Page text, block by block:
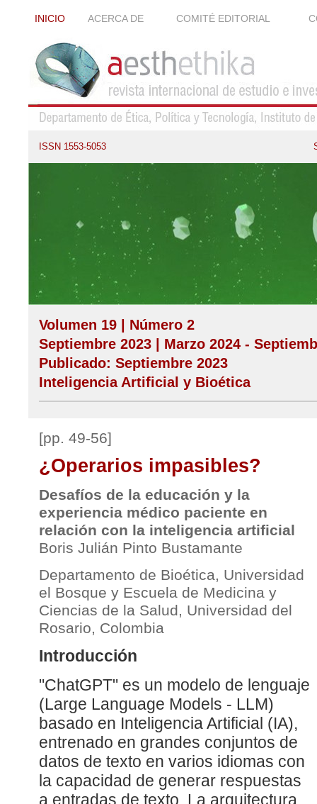
INICIO ACERCA DE COMITÉ EDITORIAL
ISSN 1553-5053
Volumen 19 | Número 2
Septiembre 2023 | Marzo 2024 -
Publicado: Septiembre 2023
Inteligencia Artificial y Bioética
[pp. 49-56]
¿Operarios impasibles?
Desafíos de la educación y la
experiencia médico paciente en
relación con la inteligencia artificial
Boris Julián Pinto Bustamante
Departamento de Bioética, Universidad
el Bosque y Escuela de Medicina y
Ciencias de la Salud, Universidad del
Rosario, Colombia
Introducción
"ChatGPT" es un modelo de lenguaje
(Large Language Models - LLM)
basado en Inteligencia Artificial (IA),
entrenado en grandes conjuntos de
datos de texto en varios idiomas con
la capacidad de generar respuestas
a entradas de texto. La arquitectura